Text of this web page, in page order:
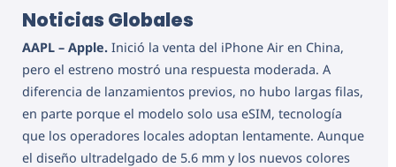
Noticias Globales
AAPL – Apple. Inició la venta del iPhone Air en China,
pero el estreno mostró una respuesta moderada. A
diferencia de lanzamientos previos, no hubo largas filas,
en parte porque el modelo solo usa eSIM, tecnología
que los operadores locales adoptan lentamente. Aunque
el diseño ultradelgado de 5.6 mm y los nuevos colores